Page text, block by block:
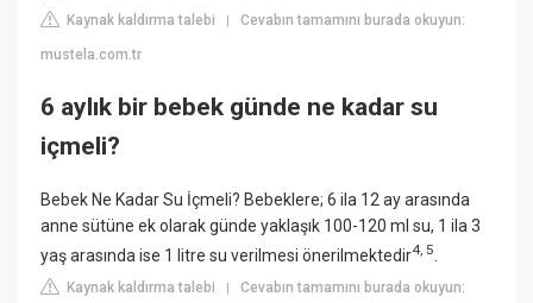
Kaynak kaldırma talebi |Cevabın tamamını burada okuyun:
mustela.com.tr
6 aylık bir bebek günde ne kadar su
içmeli?
Bebek Ne Kadar Su İçmeli? Bebeklere; 6 ila 12 ay arasında
anne sütüne ek olarak günde yaklaşık 100-120 ml su, 1 ila 3
yaş arasında ise 1 litre su verilmesi önerilmektedir4, 5
Kaynak kaldırma talebi |Cevabın tamamını burada okuyun: